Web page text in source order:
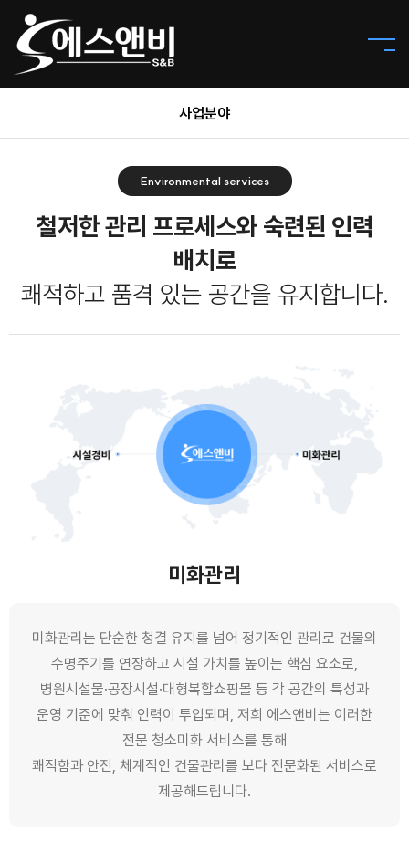
사업분야
Environmental services
철저한 관리 프로세스와 숙련된 인력
배치로
쾌적하고 품격 있는 공간을 유지합니다.
미화관리
미화관리는 단순한 청결 유지를 넘어 정기적인 관리로 건물의
수명주기를 연장하고 시설 가치를 높이는 핵심 요소로,
병원시설물·공장시설·대형복합쇼핑몰 등 각 공간의 특성과
운영 기준에 맞춰 인력이 투입되며, 저희 에스앤비는 이러한
전문 청소미화 서비스를 통해
쾌적함과 안전, 체계적인 건물관리를 보다 전문화된 서비스로
제공해드립니다.